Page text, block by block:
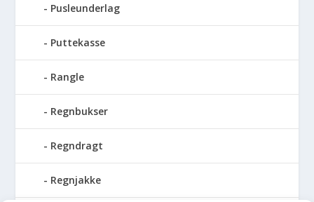
Pusleunderlag
Puttekasse
Rangle
Regnbukser
Regndragt
Regnjakke